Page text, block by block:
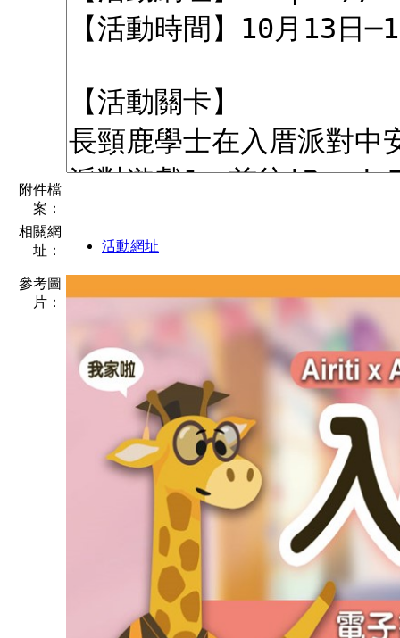
附件檔
案：
相關網
址：
活動網址
參考圖
片：